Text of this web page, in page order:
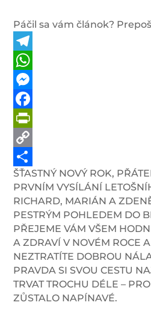
Páčil sa vám článok?
Telegram
WhatsApp
Messenger
Facebook
PrintFriendly
Copy
Link
Share
ŠŤASTNÝ NOVÝ ROK,
PRVNÍM VYSÍLÁNÍ
RICHARD, MARIÁN A
PESTRÝM POHLEDEM DO
PŘEJEME VÁM VŠEM
A ZDRAVÍ V NOVÉM ROCE
NEZTRATÍTE DOBROU
PRAVDA SI SVOU CESTU
TRVAT TROCHU DÉLE –
ZŮSTALO NAPÍNAVÉ.